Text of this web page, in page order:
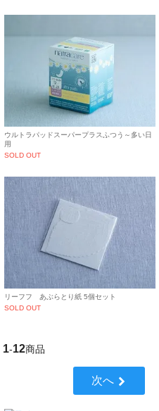
ウルトラパッドスーパープラスふつう～多い日
用
SOLD OUT
リーフフ あぶらとり紙 5個セット
SOLD OUT
1-12商品
次へ